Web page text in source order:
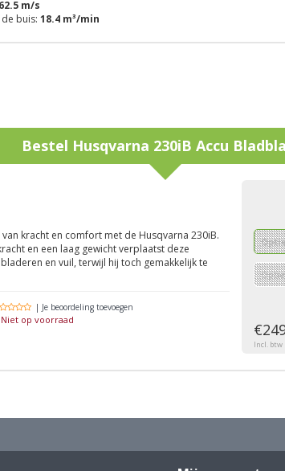
62.5 m/s
buis: 18.4 m³/min
Bestel Husqvarna 230iB Accu
kracht en comfort met de Husqvarna 230iB.
en een laag gewicht verplaatst deze
en vuil, terwijl hij toch gemakkelijk te
| Je beoordeling toevoegen
Niet op voorraad
Incl. btw